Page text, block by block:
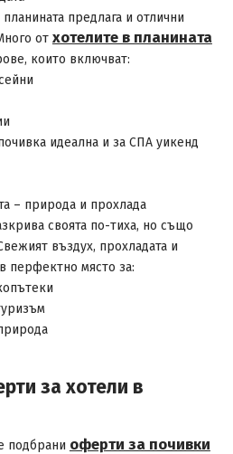
предлага и отлични
от хотелите в планината
които включват:
идеална и за СПА уикенд
– природа и прохлада
своята по-тиха, но също
въздух, прохладата и
перфектно място за:
за хотели в
подбрани оферти за почивки